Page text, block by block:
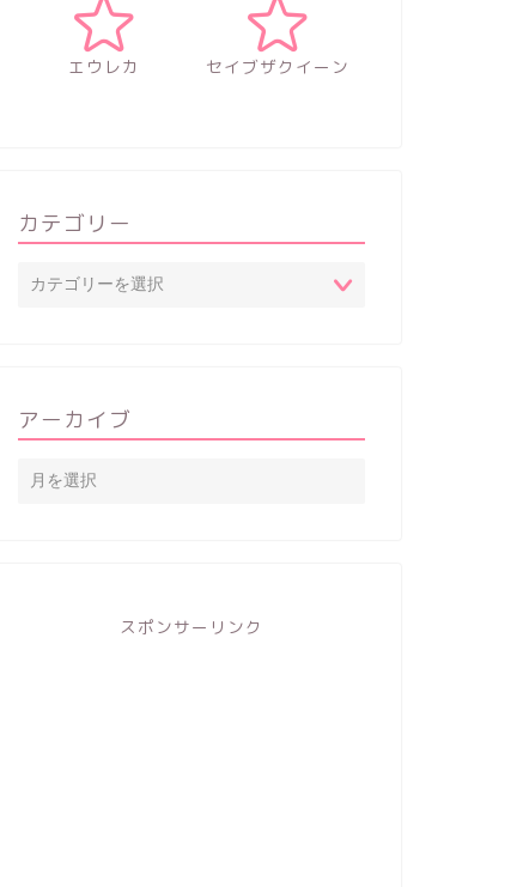
エウレカ セイブザクイーン
カテゴリー
アーカイブ
スポンサーリンク